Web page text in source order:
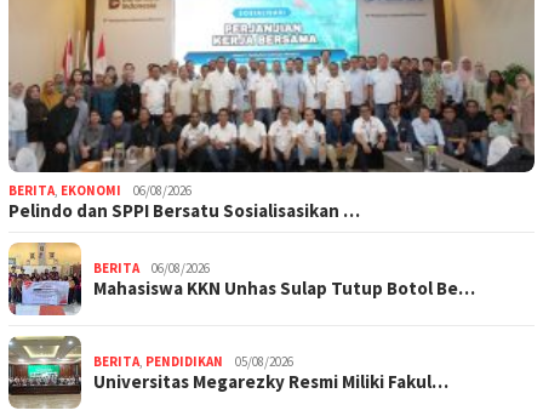
BERITA EKONOMI 06/08/2026
Pelindo dan SPPI Bersatu Sosialisasikan …
BERITA 06/08/2026
Mahasiswa KKN Unhas Sulap Tutup Botol Be…
BERITA PENDIDIKAN 05/08/2026
Universitas Megarezky Resmi Miliki Fakul…